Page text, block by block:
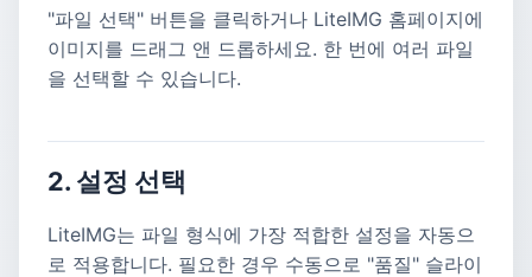
"파일 선택" 버튼을 클릭하거나 LiteIMG 홈페이지에
이미지를 드래그 앤 드롭하세요. 한 번에 여러 파일
을 선택할 수 있습니다.
2. 설정 선택
LiteIMG는 파일 형식에 가장 적합한 설정을 자동으
로 적용합니다. 필요한 경우 수동으로 "품질" 슬라이